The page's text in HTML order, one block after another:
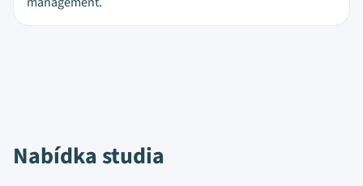
Nabídka studia